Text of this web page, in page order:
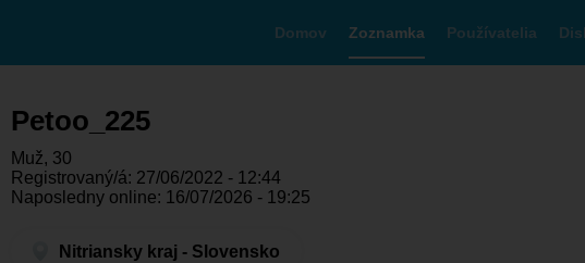
Domov Zoznamka Používatelia
Petoo_225
Muž, 30
Registrovaný/á: 27/06/2022 - 12:44
Naposledny online: 16/07/2026 - 19:25
Nitriansky kraj - Slovensko